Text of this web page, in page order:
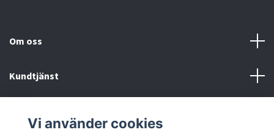
Om oss
Kundtjänst
Vi använder cookies